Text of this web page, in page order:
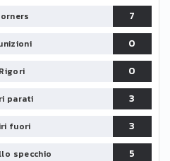
7
0
Rigori
0
parati
3
fuori
3
specchio 5